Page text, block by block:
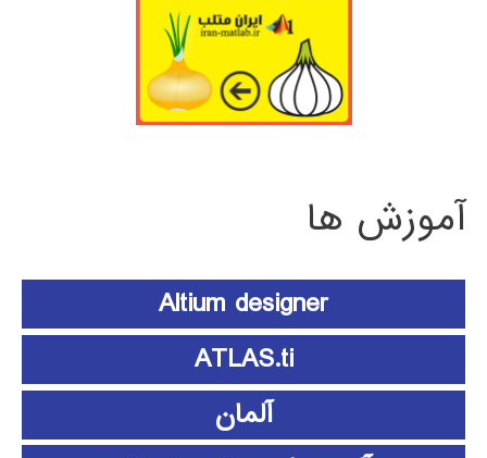
آموزش ها
Altium designer
ATLAS.ti
آلمان